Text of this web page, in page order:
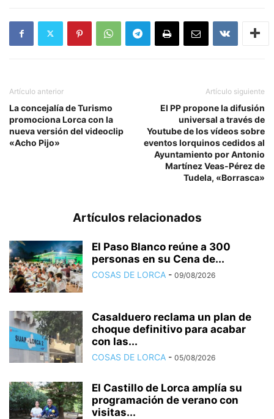
Artículo anterior
La concejalía de Turismo
promociona Lorca con la
nueva versión del videoclip
«Acho Pijo»
Artículo siguiente
El PP propone la difusión
universal a través de
Youtube de los vídeos sobre
eventos lorquinos cedidos al
Ayuntamiento por Antonio
Martínez Veas-Pérez de
Tudela, «Borrasca»
Artículos relacionados
El Paso Blanco reúne a 300
personas en su Cena de...
COSAS DE LORCA - 09/08/2026
Casalduero reclama un plan de
choque definitivo para acabar
con las...
COSAS DE LORCA - 05/08/2026
El Castillo de Lorca amplía su
programación de verano con
visitas...